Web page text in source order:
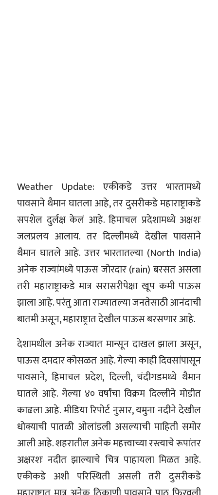
Weather Update: एकीकडे उत्तर भारतामध्ये
पावसाने थैमान घातला आहे, तर दुसरीकडे महाराष्ट्राकडे
सपशेल दुर्लक्ष केलं आहे. हिमाचल प्रदेशामध्ये अक्षशः
जलप्रलय आलाय. तर दिल्लीमध्ये देखील पावसाने
थैमान घातले आहे. उत्तर भारतातल्या (North India)
अनेक राज्यांमध्ये पाऊस जोरदार (rain) बरसत असला
तरी महाराष्ट्राकडे मात्र सरासरीपेक्षा खूप कमी पाऊस
झाला आहे. परंतु आता राज्यातल्या जनतेसाठी आनंदाची
बातमी असून, महाराष्ट्रात देखील पाऊस बरसणार आहे.
देशामधील अनेक राज्यात मान्सून दाखल झाला असून,
पाऊस दमदार कोसळत आहे. गेल्या काही दिवसांपासून
पावसाने, हिमाचल प्रदेश, दिल्ली, चंदीगडमध्ये थैमान
घातले आहे. गेल्या ४० वर्षांचा विक्रम दिल्लीने मोडीत
काढला आहे. मीडिया रिपोर्ट नुसार, यमुना नदीने देखील
धोक्याची पातळी ओलांडली असल्याची माहिती समोर
आली आहे. शहरातील अनेक महत्त्वाच्या रस्त्याचे रूपांतर
अक्षरशः नदीत झाल्याचे चित्र पाहायला मिळत आहे.
एकीकडे अशी परिस्थिती असली तरी दुसरीकडे